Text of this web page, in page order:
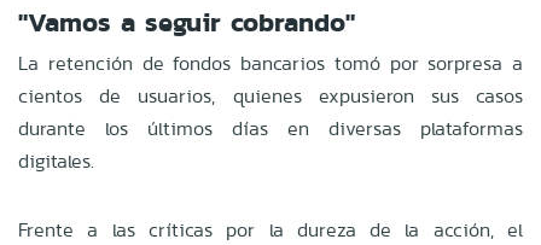
"Vamos a seguir cobrando"
La retención de fondos bancarios tomó por sorpresa a
cientos de usuarios, quienes expusieron sus casos
durante los últimos días en diversas plataformas
digitales.
Frente a las críticas por la dureza de la acción, el